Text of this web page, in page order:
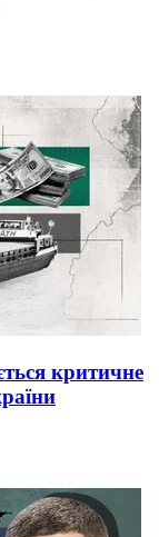
критичне